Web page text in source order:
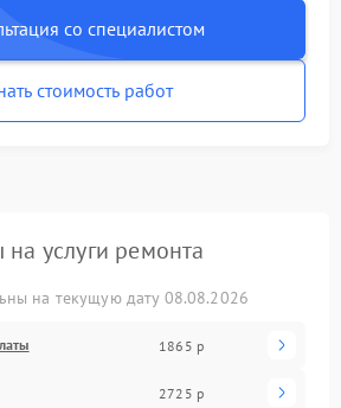
со специалистом
стоимость работ
услуги ремонта
на текущую дату 08.08.2026
1865 р
2725 р